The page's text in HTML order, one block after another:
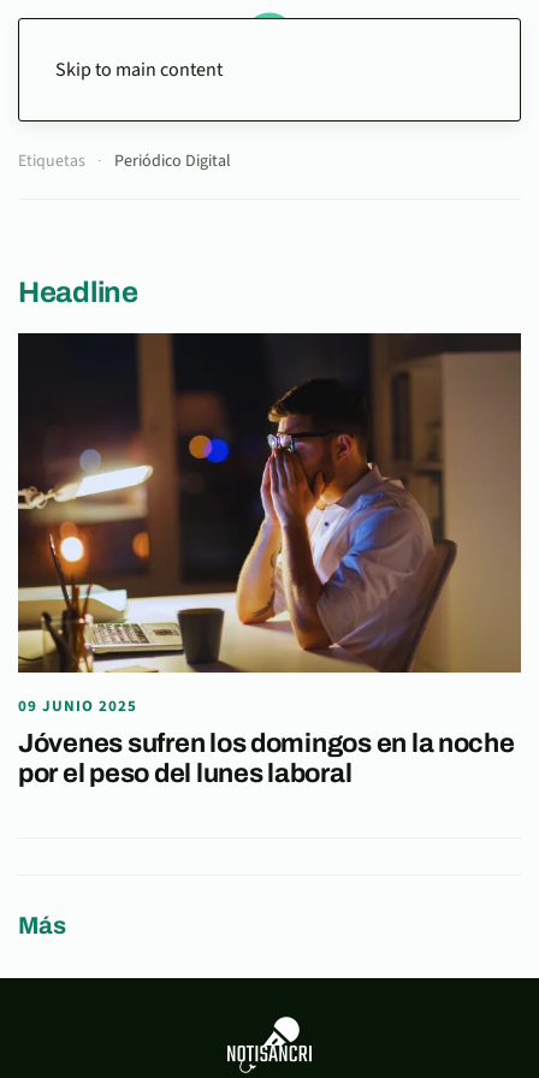
Skip to main content
Etiquetas Periódico Digital
Headline
09 JUNIO 2025
Jóvenes sufren los domingos en la noche
por el peso del lunes laboral
Más